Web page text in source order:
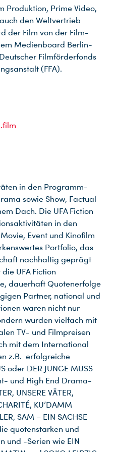
Produktion, Prime Video,
den Weltvertrieb
der Film von der Film-
Medienboard Berlin-
Filmförderfonds
(FFA).
in den Programm-
sowie Show, Factual
Dach. Die UFA Fiction
in den
Event und Kinofilm
Portfolio, das
nachhaltig geprägt
UFA Fiction
dauerhaft Quotenerfolge
Partner, national und
waren nicht nur
wurden vielfach mit
TV- und Filmpreisen
mit dem International
z.B. erfolgreiche
oder DER JUNGE MUSS
und High End Drama-
UNSERE VÄTER,
KU’DAMM
SAM – EIN SACHSE
quotenstarken und
und -Serien wie EIN